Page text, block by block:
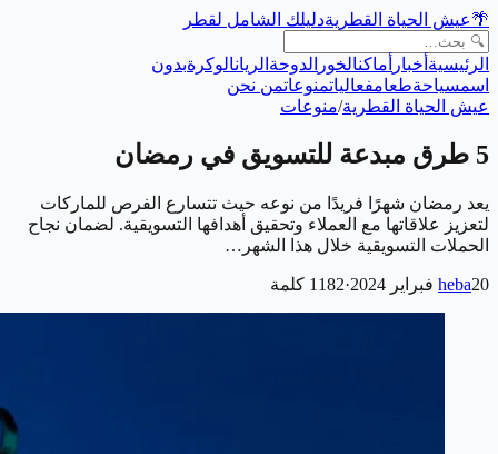
🌴عيش الحياة القطريةدليلك الشامل لقطر
الرئيسية أخبار أماكنالخور الدوحة الريانالوكرةبدون
اسمسياحةطعامفعالياتمنوعاتمن نحن
عيش الحياة القطرية/منوعات
5 طرق مبدعة للتسويق في رمضان
يعد رمضان شهرًا فريدًا من نوعه حيث تتسارع الفرص للماركات
لتعزيز علاقاتها مع العملاء وتحقيق أهدافها التسويقية. لضمان نجاح
الحملات التسويقية خلال هذا الشهر…
heba20 فبراير 2024 ·
1182 كلمة